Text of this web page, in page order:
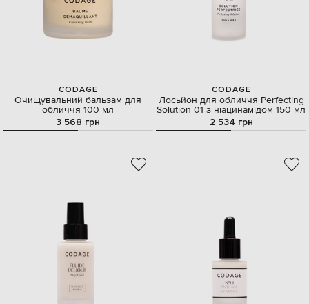
CODAGE
Очищувальний бальзам для
обличчя 100 мл
3 568 грн
CODAGE
Лосьйон для обличчя Perfecting
Solution 01 з ніацинамідом 150 мл
2 534 грн